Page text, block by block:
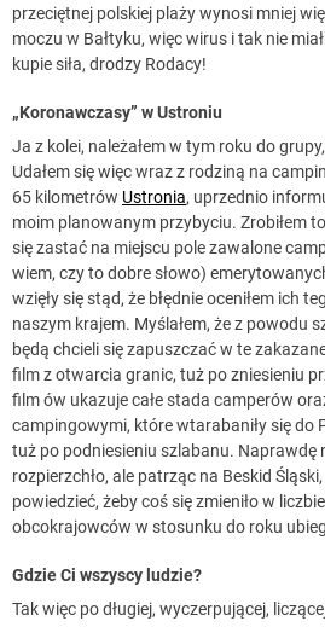
przeciętnej polskiej plaży wynosi mniej
moczu w Bałtyku, więc wirus i tak nie
kupie siła, drodzy Rodacy!
„Koronawczasy” w Ustroniu
Ja z kolei, należałem w tym roku do
Udałem się więc wraz z rodziną na
65 kilometrów Ustronia, uprzednio
moim planowanym przybyciu. Zrobiłem
się zastać na miejscu pole zawalone
wiem, czy to dobre słowo)
wzięły się stąd, że błędnie oceniłem ich
naszym krajem. Myślałem, że z powodu
będą chcieli się zapuszczać w te
film z otwarcia granic, tuż po zniesieniu
film ów ukazuje całe stada camperów
campingowymi, które wtarabaniły się do
tuż po podniesieniu szlabanu. Naprawdę
rozpierzchło, ale patrząc na Beskid
powiedzieć, żeby coś się zmieniło w
obcokrajowców w stosunku do roku
Gdzie Ci wszyscy ludzie?
Tak więc po długiej, wyczerpującej,